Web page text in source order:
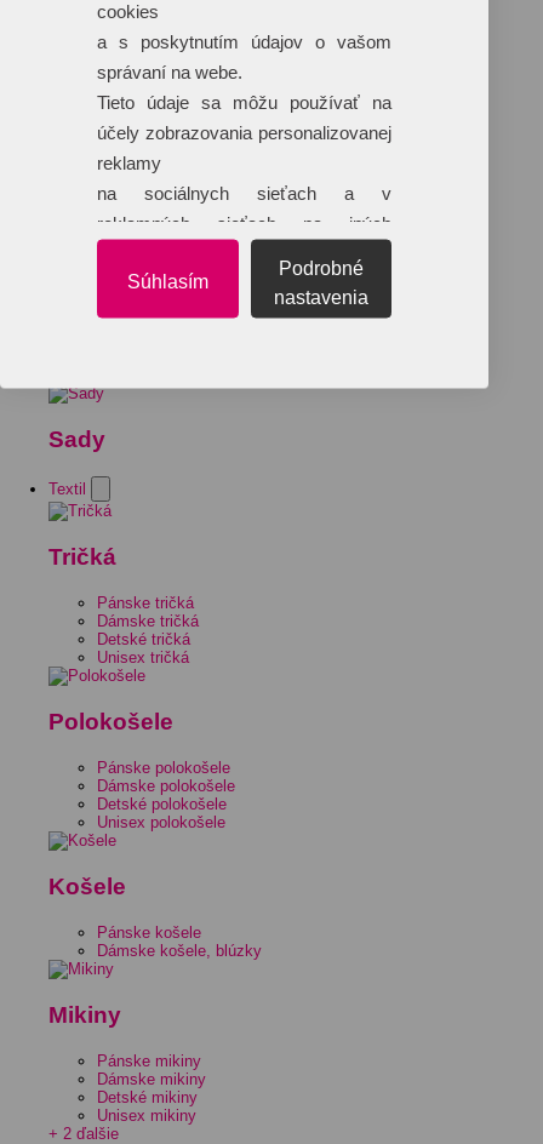
Sady
Textil
Tričká
Pánske tričká
Dámske tričká
Detské tričká
Unisex tričká
Polokošele
Pánske polokošele
Dámske polokošele
Detské polokošele
Unisex polokošele
Košele
Pánske košele
Dámske košele, blúzky
Mikiny
Pánske mikiny
Dámske mikiny
Detské mikiny
Unisex mikiny
+ 2 ďalšie
cookies
a s poskytnutím údajov o vašom
správaní na webe.
Tieto údaje sa môžu používať na
účely zobrazovania personalizovanej
reklamy
na sociálnych sieťach a v
reklamných sieťach na iných
Súhlasím
Podrobné
nastavenia